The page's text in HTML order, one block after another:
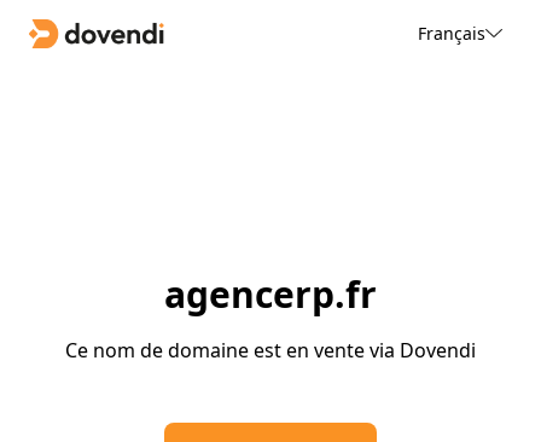
Français
agencerp.fr
Ce nom de domaine est en vente via Dovendi